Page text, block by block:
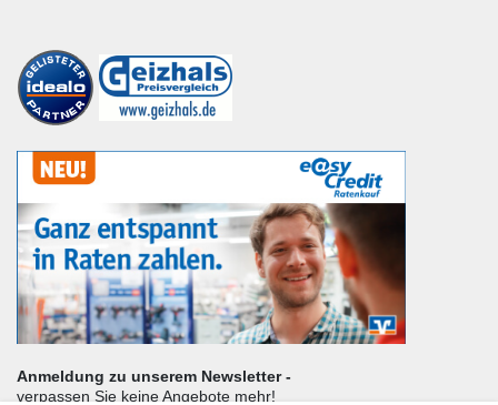
Anmeldung zu unserem Newsletter -
verpassen Sie keine Angebote mehr!